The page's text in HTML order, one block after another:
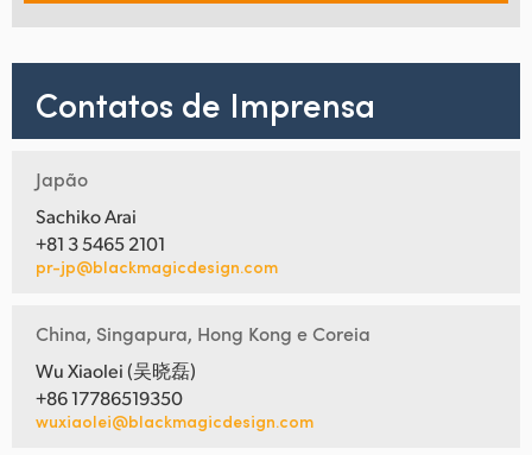
Contatos de Imprensa
Japão
Sachiko Arai
+81 3 5465 2101
pr-jp@blackmagicdesign.com
China, Singapura, Hong Kong e Coreia
Wu Xiaolei (吴晓磊)
+86 17786519350
wuxiaolei@blackmagicdesign.com